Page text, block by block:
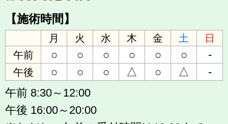
【施術時間】
月 火 水 木 金 土
日
午前
○ ○ ○ ○ ○ ○ -
午後 ○ ○ ○ △ ○ △
-
午前 8:30～12:00
午後 16:00～20:00